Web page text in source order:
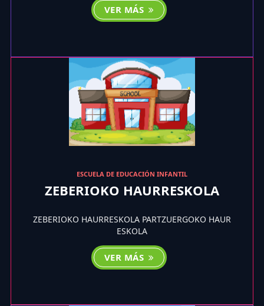
VER MÁS
ESCUELA DE EDUCACIÓN INFANTIL
ZEBERIOKO HAURRESKOLA
ZEBERIOKO HAURRESKOLA PARTZUERGOKO HAUR
ESKOLA
VER MÁS